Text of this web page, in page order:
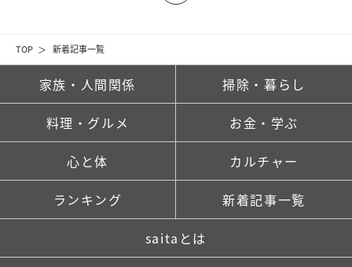
TOP 新着記事一覧
家族・人間関係 掃除・暮らし
料理・グルメ お金・学ぶ
心と体 カルチャー
ランキング 新着記事一覧
saitaとは